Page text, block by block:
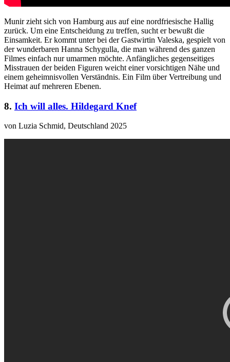
Munir zieht sich von Hamburg aus auf eine nordfriesische Hallig
zurück. Um eine Entscheidung zu treffen, sucht er bewußt die
Einsamkeit. Er kommt unter bei der Gastwirtin Valeska, gespielt von
der wunderbaren Hanna Schygulla, die man während des ganzen
Filmes einfach nur umarmen möchte. Anfängliches gegenseitiges
Misstrauen der beiden Figuren weicht einer vorsichtigen Nähe und
einem geheimnisvollen Verständnis. Ein Film über Vertreibung und
Heimat auf mehreren Ebenen.
8. Ich will alles. Hildegard Knef
von Luzia Schmid, Deutschland 2025